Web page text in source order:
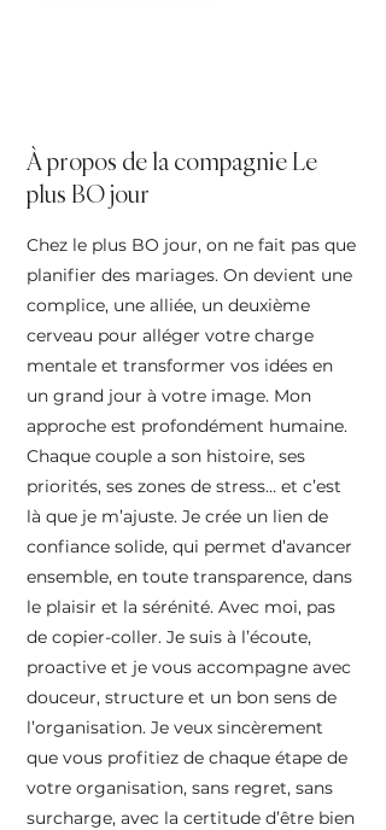
À propos de la compagnie Le
plus BO jour
Chez le plus BO jour, on ne fait pas que
planifier des mariages. On devient une
complice, une alliée, un deuxième
cerveau pour alléger votre charge
mentale et transformer vos idées en
un grand jour à votre image. Mon
approche est profondément humaine.
Chaque couple a son histoire, ses
priorités, ses zones de stress… et c’est
là que je m’ajuste. Je crée un lien de
confiance solide, qui permet d’avancer
ensemble, en toute transparence, dans
le plaisir et la sérénité. Avec moi, pas
de copier-coller. Je suis à l’écoute,
proactive et je vous accompagne avec
douceur, structure et un bon sens de
l’organisation. Je veux sincèrement
que vous profitiez de chaque étape de
votre organisation, sans regret, sans
surcharge, avec la certitude d’être bien